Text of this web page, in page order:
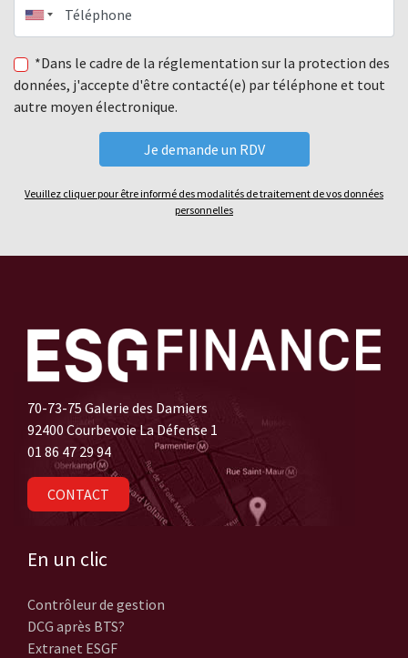
Téléphone
*Dans le cadre de la réglementation sur la protection des
données, j'accepte d'être contacté(e) par téléphone et tout
autre moyen électronique.
Veuillez cliquer pour être informé des modalités de traitement de vos données
personnelles
70-73-75 Galerie des Damiers
92400 Courbevoie La Défense 1
01 86 47 29 94
CONTACT
En un clic
Contrôleur de gestion
DCG après BTS?
Extranet ESGF